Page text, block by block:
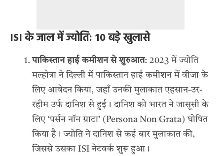
ISI के जाल में ज्योति: 10 बड़े खुलासे
पाकिस्तान हाई कमीशन से शुरुआत: 2023 में ज्योति
मल्होत्रा ने दिल्ली में पाकिस्तान हाई कमीशन में वीजा के
लिए आवेदन किया, जहाँ उनकी मुलाकात एहसान-उर-
रहीम उर्फ दानिश से हुई। दानिश को भारत ने जासूसी के
लिए ‘पर्सन नॉन ग्राटा’ (Persona Non Grata) घोषित
किया है। ज्योति ने दानिश से कई बार मुलाकात की,
जिससे उसका ISI नेटवर्क शुरू हुआ।